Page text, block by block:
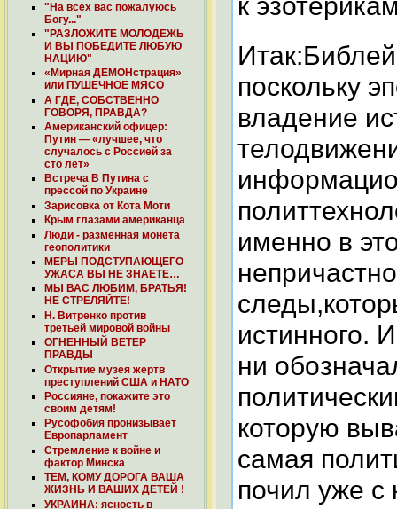
"На всех вас пожалуюсь
Богу..."
"РАЗЛОЖИТЕ МОЛОДЕЖЬ
И ВЫ ПОБЕДИТЕ ЛЮБУЮ
НАЦИЮ"
«Мирная ДЕМОНстрация»
или ПУШЕЧНОЕ МЯСО
А ГДЕ, СОБСТВЕННО
ГОВОРЯ, ПРАВДА?
Американский офицер:
Путин — «лучшее, что
случалось с Россией за
сто лет»
Встреча В Путина с
прессой по Украине
Зарисовка от Кота Моти
Крым глазами американца
Люди - разменная монета
геополитики
МЕРЫ ПОДСТУПАЮЩЕГО
УЖАСА ВЫ НЕ ЗНАЕТЕ…
МЫ ВАС ЛЮБИМ, БРАТЬЯ!
НЕ СТРЕЛЯЙТЕ!
Н. Витренко против
третьей мировой войны
ОГНЕННЫЙ ВЕТЕР
ПРАВДЫ
Открытие музея жертв
преступлений США и НАТО
Россияне, покажите это
своим детям!
Русофобия пронизывает
Европарламент
Стремление к войне и
фактор Минска
ТЕМ, КОМУ ДОРОГА ВАША
ЖИЗНЬ И ВАШИХ ДЕТЕЙ !
УКРАИНА: ясность в
поскольку
владение
именно в
истинного.
ни
которую
самая
почил уже с